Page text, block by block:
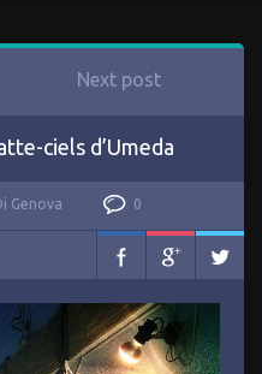
Next post
ciels d’Umeda
Genova 0